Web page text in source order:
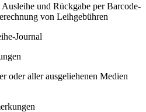
und Rückgabe per Barcode-
von Leihgebühren
Journal
oder aller ausgeliehenen Medien